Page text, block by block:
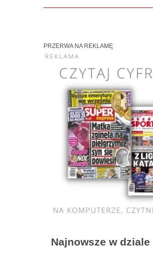
PRZERWA NA REKLAMĘ
Najnowsze w dziale